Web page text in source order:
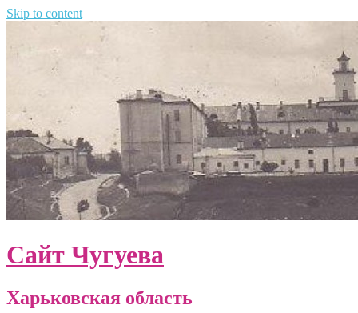
Skip to content
Сайт Чугуева
Харьковская область